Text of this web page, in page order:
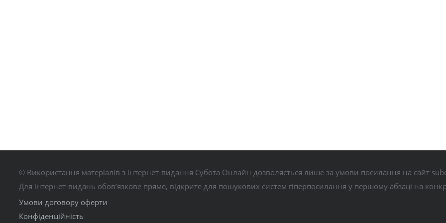
© Використання матеріалів з інтернет-видання Субота Онлайн дозволяється лише за умови посилання на сайт
Для інтернет-видань обов’язкове пряме, відкрите для пошукових систем гіперпосилання у першому абзаці на
Умови договору оферти
Конфіденційність